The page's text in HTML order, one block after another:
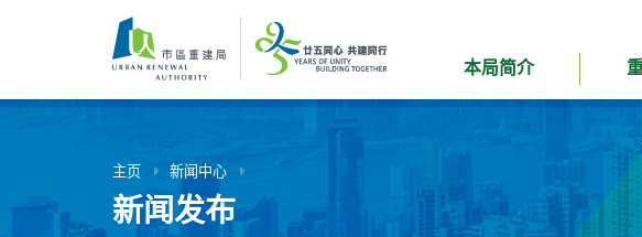
内
本局简介
主页 新闻中心
新闻发布